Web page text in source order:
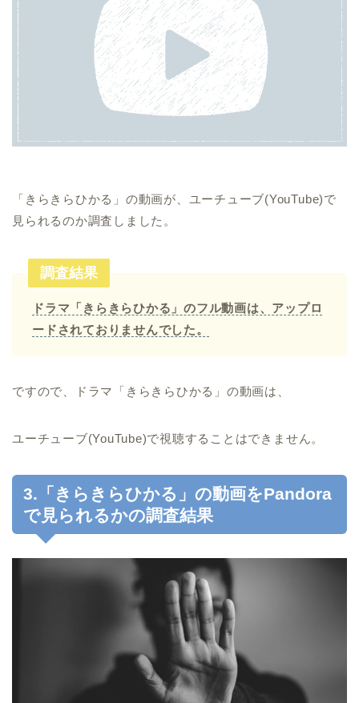
「きらきらひかる」の動画が、ユーチューブ(YouTube)で
見られるのか調査しました。
調査結果
ドラマ「きらきらひかる」のフル動画は、アップロ
ードされておりませんでした。
ですので、ドラマ「きらきらひかる」の動画は、
ユーチューブ(YouTube)で視聴することはできません。
3.「きらきらひかる」の動画をPandora
で見られるかの調査結果